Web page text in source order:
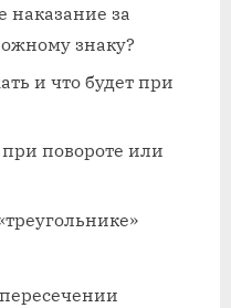
за
знаку?
и что будет при
повороте или